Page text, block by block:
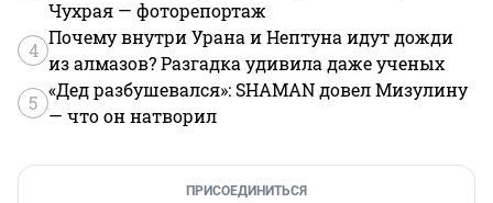
Чухрая — фоторепортаж
4
Почему внутри Урана и Нептуна идут дожди
из алмазов? Разгадка удивила даже ученых
5
«Дед разбушевался»: SHAMAN довел Мизулину
— что он натворил
ПРИСОЕДИНИТЬСЯ